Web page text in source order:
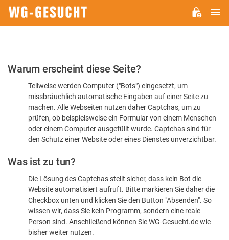
Bitte
dass
sind
Warum erscheint diese Seite?
Teilweise werden Computer ("Bots") eingesetzt, um
missbräuchlich automatische Eingaben auf einer Seite zu
machen. Alle Webseiten nutzen daher Captchas, um zu
prüfen, ob beispielsweise ein Formular von einem Menschen
oder einem Computer ausgefüllt wurde. Captchas sind für
den Schutz einer Website oder eines Dienstes unverzichtbar.
Was ist zu tun?
Die Lösung des Captchas stellt sicher, dass kein Bot die
Website automatisiert aufruft. Bitte markieren Sie daher die
Checkbox unten und klicken Sie den Button "Absenden". So
wissen wir, dass Sie kein Programm, sondern eine reale
Person sind. Anschließend können Sie WG-Gesucht.de wie
bisher weiter nutzen.